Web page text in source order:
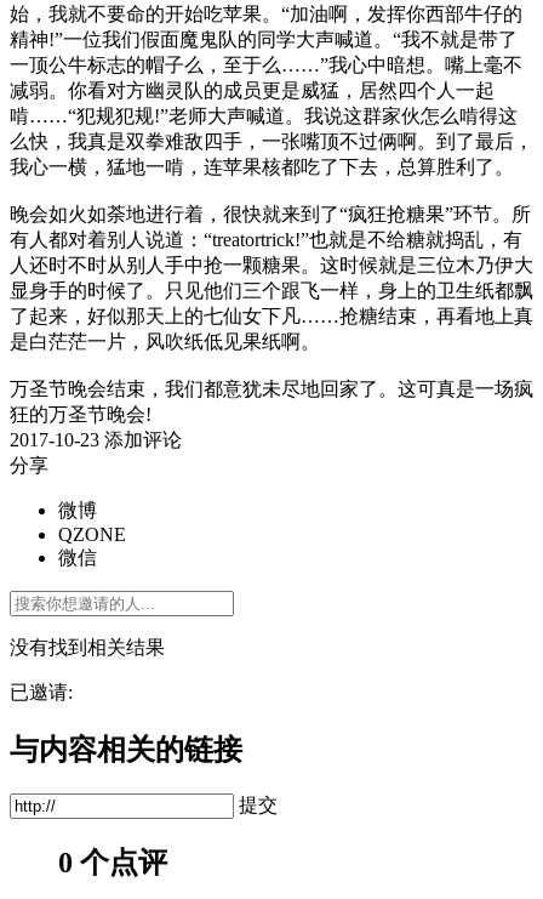
始，我就不要命的开始吃苹果。“加油啊，发挥你西部牛仔的
精神!”一位我们假面魔鬼队的同学大声喊道。“我不就是带了
一顶公牛标志的帽子么，至于么……”我心中暗想。嘴上毫不
减弱。你看对方幽灵队的成员更是威猛，居然四个人一起
啃……“犯规犯规!”老师大声喊道。我说这群家伙怎么啃得这
么快，我真是双拳难敌四手，一张嘴顶不过俩啊。到了最后，
我心一横，猛地一啃，连苹果核都吃了下去，总算胜利了。
晚会如火如荼地进行着，很快就来到了“疯狂抢糖果”环节。所
有人都对着别人说道：“treatortrick!”也就是不给糖就捣乱，有
人还时不时从别人手中抢一颗糖果。这时候就是三位木乃伊大
显身手的时候了。只见他们三个跟飞一样，身上的卫生纸都飘
了起来，好似那天上的七仙女下凡……抢糖结束，再看地上真
是白茫茫一片，风吹纸低见果纸啊。
万圣节晚会结束，我们都意犹未尽地回家了。这可真是一场疯
狂的万圣节晚会!
2017-10-23 添加评论
分享
微博
QZONE
微信
没有找到相关结果
已邀请:
与内容相关的链接
提交
0 个点评